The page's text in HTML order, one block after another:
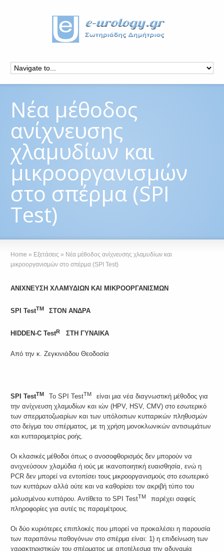
Νέα μέθοδος
ανίχνευσης
χλαμυδίων και
μικροοργανισμών
στο σπέρμα (SPI
Test)
Home » Εξετάσεις » Νέα μέθοδος ανίχνευσης χλαμυδίων και
μικροοργανισμών στο σπέρμα (SPI Test)
ΑΝΙΧΝΕΥΣΗ ΧΛΑΜΥΔΙΩΝ ΚΑΙ ΜΙΚΡΟΟΡΓΑΝΙΣΜΩΝ
SPITestTM ΣΤΟΝ ΑΝΔΡΑ
HIDDEN-CTestR ΣΤΗ ΓΥΝΑΙΚΑ
Από την κ. Ζεγκινιάδου Θεοδοσία
SPITestTM Το SPI TestTM
είναι μια νέα διαγνωστική μέθοδος για
την ανίχνευση χλαμυδίων και ιών (HPV, HSV, CMV) στο εσωτερικό
των σπερματοζωαρίων και των υπόλοιπων κυτταρικών πληθυσμών
στο δείγμα του σπέρματος, με τη χρήση μονοκλωνικών αντισωμάτων
και κυτταρομετρίας ροής.
Οι κλασικές μέθοδοι όπως ο ανοσοφθορισμός δεν μπορούν να
ανιχνεύσουν χλαμύδια ή ιούς με ικανοποιητική ευαισθησία, ενώ η
PCR δεν μπορεί να εντοπίσει τους μικροοργανισμούς στο εσωτερικό
των κυττάρων αλλά ούτε και να καθορίσει τον ακριβή τύπο του
μολυσμένου κυττάρου. Αντίθετα το SPI TestTM
παρέχει σαφείς
πληροφορίες για αυτές τις παραμέτρους.
Οι δύο κυριότερες επιπλοκές που μπορεί να προκαλέσει η παρουσία
των παραπάνω παθογόνων στο σπέρμα είναι: 1) η επιδείνωση των
χαρακτηριστικών του σπέρματος με αποτέλεσμα την αδυναμία